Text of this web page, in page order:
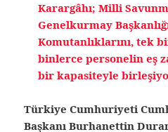
Karargâhı; Milli
Genelkurmay
Komutanlıklarını, tek
binlerce personelin eş
bir kapasiteyle
Türkiye Cumhuriyeti
Başkanı Burhanettin